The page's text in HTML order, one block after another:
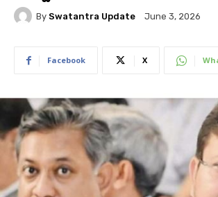
By Swatantra Update June 3, 2026
Facebook X